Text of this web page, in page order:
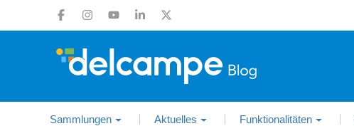
Sammlungen Aktuelles Funktionalitäten